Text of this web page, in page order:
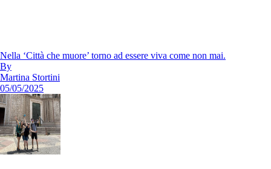
Nella ‘Città che muore’ torno ad essere viva come non mai.
By
Martina Stortini
05/05/2025